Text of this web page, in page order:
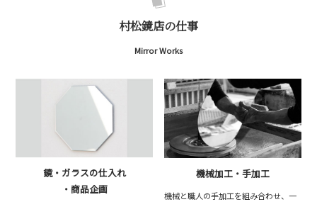
村松鏡店の仕事
Mirror Works
鏡・ガラスの仕入れ
・商品企画
機械加工・手加工
機械と職人の手加工を組み合わせ、一